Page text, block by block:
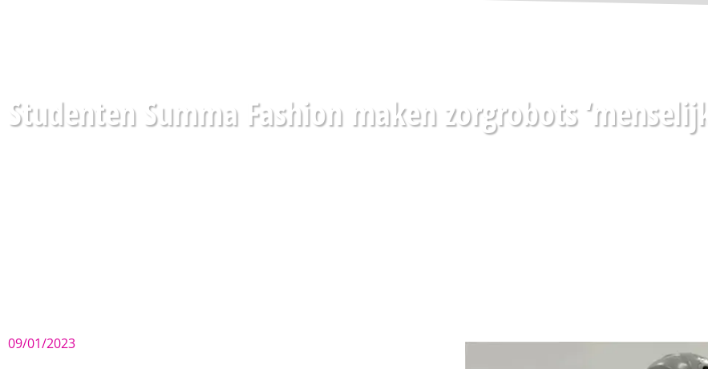
Studenten Summa Fashion maken zorgrobots
09/01/2023